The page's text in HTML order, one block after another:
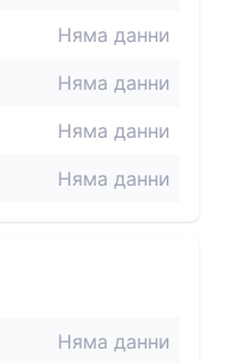
Няма данни
Няма данни
Няма данни
Няма данни
Няма данни